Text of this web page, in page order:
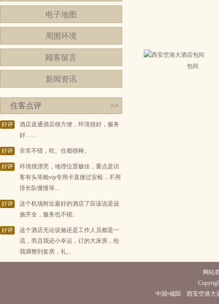
电子地图
周围环境
顾客留言
新闻资讯
住客点评 >>
好评
酒店直通酒店很方便，环境很好，服务
好……
好评 非常不错，吃、住都很棒。
好评
环境很漂亮，地理位置极佳，重点是访
客有头等舱vip专用卡直接过安检，不用
排长队慢慢等...
好评
这个机场附近最好的酒店了应该说是设
施齐全，服务也不错。
好评
这个酒店无论设施还是工作人员都是一
流，而且我还小幸运，订的大床房，给
我调整到套房，礼...
包间
网站
中国•咸阳 西安空港大